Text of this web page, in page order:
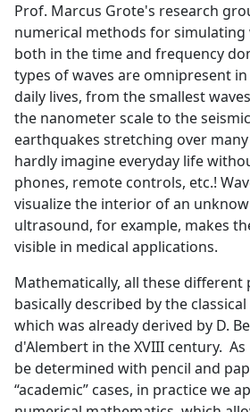
Prof. Marcus Grote's research
numerical methods for simulating
both in the time and frequency
types of waves are omnipresent
daily lives, from the smallest
the nanometer scale to the
earthquakes stretching over
hardly imagine everyday life
phones, remote controls, etc.!
visualize the interior of an
ultrasound, for example, makes
visible in medical applications.
Mathematically, all these different
basically described by the
which was already derived by D.
d'Alembert in the XVIII century.
be determined with pencil and
“academic” cases, in practice we